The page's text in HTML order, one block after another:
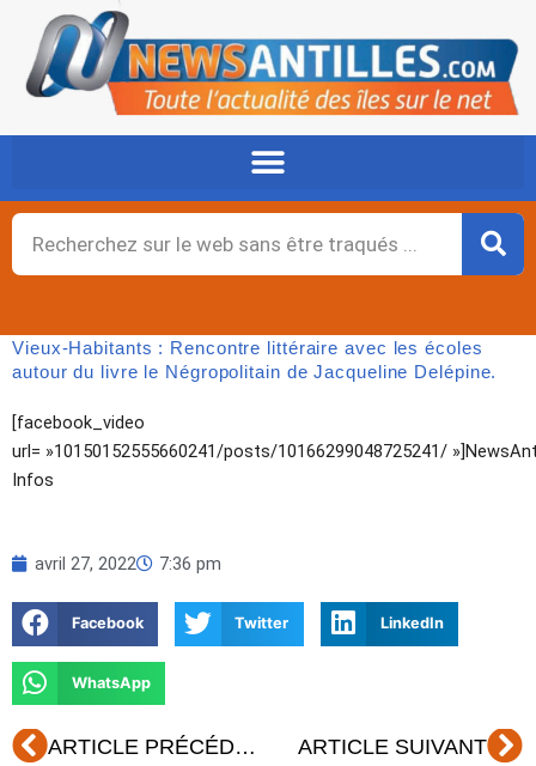
contenu
Rechercher
Vieux-Habitants : Rencontre littéraire avec les écoles
autour du livre le Négropolitain de Jacqueline Delépine.
[facebook_video
url= »10150152555660241/posts/10166299048725241/
Infos
avril 27, 2022 7:36 pm
Facebook Twitter LinkedIn
WhatsApp
Précédent ARTICLE PRÉCÉDENT ARTICLE SUIVANT